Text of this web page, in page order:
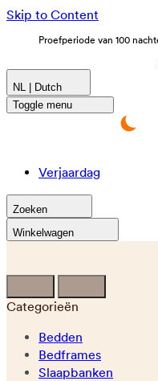
Skip to Content
Proefperiode van 100
NL | Dutch
Toggle menu
Verjaardag
Zoeken
Winkelwagen
Categorieën
Bedden
Bedframes
Slaapbanken